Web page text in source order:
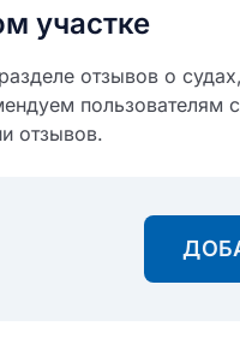
участке
отзывов о
пользователям
отзывов.